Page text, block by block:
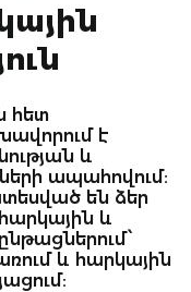
հետ
է
և
ապահովում:
են ձեր
և
և հարկային